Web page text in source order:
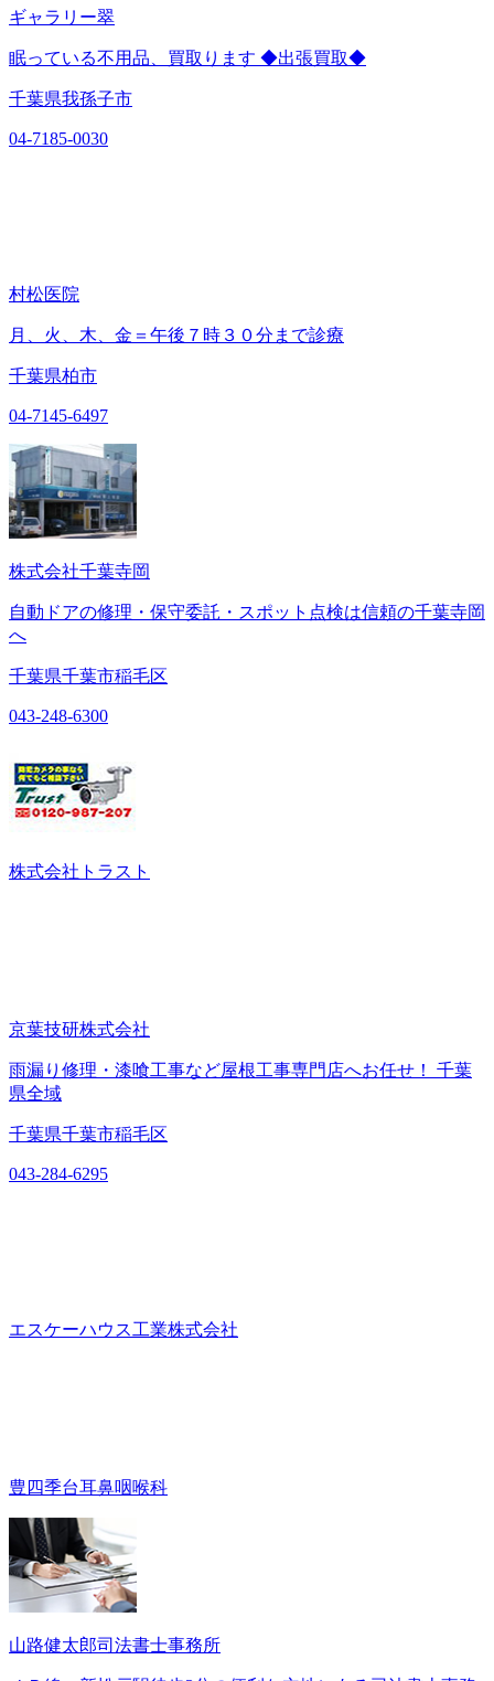
ギャラリー翠
眠っている不用品、買取ります ◆出張買取◆
千葉県我孫子市
04-7185-0030
村松医院
月、火、木、金＝午後７時３０分まで診療
千葉県柏市
04-7145-6497
株式会社千葉寺岡
自動ドアの修理・保守委託・スポット点検は信頼の千葉寺岡
へ
千葉県千葉市稲毛区
043-248-6300
株式会社トラスト
京葉技研株式会社
雨漏り修理・漆喰工事など屋根工事専門店へお任せ！ 千葉
県全域
千葉県千葉市稲毛区
043-284-6295
エスケーハウス工業株式会社
豊四季台耳鼻咽喉科
山路健太郎司法書士事務所